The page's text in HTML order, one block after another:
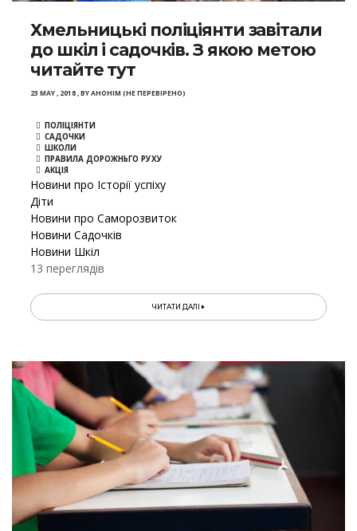
Хмельницькі поліціянти завітали
до шкіл і садочків. З якою метою
читайте тут
23 MAY , 2018,BYАНОНІМ (НЕ ПЕРЕВІРЕНО)
ПОЛІЦІЯНТИ
САДОЧКИ
ШКОЛИ
ПРАВИЛА ДОРОЖНЬГО РУХУ
АКЦІЯ
Новини про Історії успіху
Діти
Новини про Саморозвиток
Новини Садочків
Новини Шкіл
13 переглядів
ЧИТАТИ ДАЛІ